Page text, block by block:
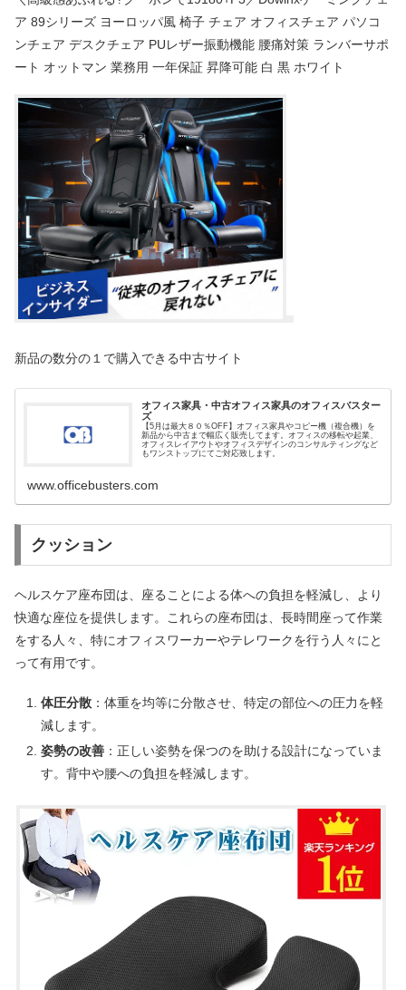
ア 89シリーズ ヨーロッパ風 椅子 チェア オフィスチェア パソコ
ンチェア デスクチェア PUレザー振動機能 腰痛対策 ランバーサポ
ート オットマン 業務用 一年保証 昇降可能 白 黒 ホワイト
新品の数分の１で購入できる中古サイト
オフィス家具・中古オフィス家具のオフィスバスター
ズ
【5月は最大８０％OFF】オフィス家具やコピー機（複合機）を
新品から中古まで幅広く販売してます。オフィスの移転や起業、
オフィスレイアウトやオフィスデザインのコンサルティングなど
もワンストップにてご対応致します。
www.officebusters.com
クッション
ヘルスケア座布団は、座ることによる体への負担を軽減し、より
快適な座位を提供します。これらの座布団は、長時間座って作業
をする人々、特にオフィスワーカーやテレワークを行う人々にと
って有用です。
体圧分散：体重を均等に分散させ、特定の部位への圧力を軽
減します。
姿勢の改善：正しい姿勢を保つのを助ける設計になっていま
す。背中や腰への負担を軽減します。